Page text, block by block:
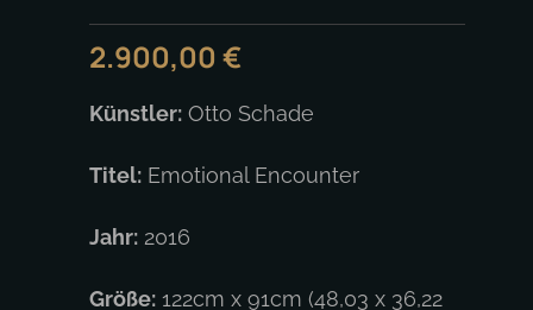
2.900,00 €
Künstler:Otto Schade
Titel:Emotional Encounter
Jahr:2016
Größe:122cm x 91cm (48,03 x 36,22